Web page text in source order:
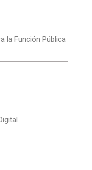
la Función Pública